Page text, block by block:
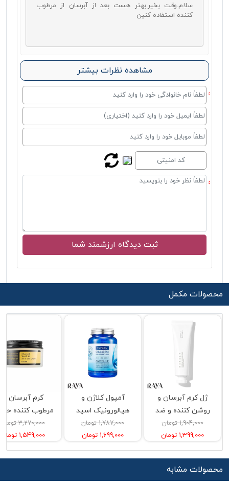
سلام.وقت بخیر.بهتر هست بعد از آبرسان از مرطوب
کننده استفاده کنین
مشاهده نظرات بیشتر
محصولات مکمل
ژل کرم آبرسان و
روشن کننده و ضد
چروک پوست
پانتنول واتر نیدلی
1,904,000 تومان
1,399,000 تومان
آمپول کلاژن و
هیالورونیک اسید
آل این وان فارم
استی (اصل)
1,787,000 تومان
1,699,000 تومان
کرم آبرسان و
مرطوب کننده
in one اصل
3,270,000 تومان
1,549,000 تومان
محصولات مشابه